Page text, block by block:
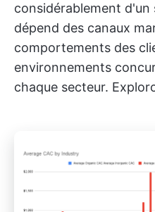
considérablement d'un
dépend des canaux
comportements des
environnements
chaque secteur.